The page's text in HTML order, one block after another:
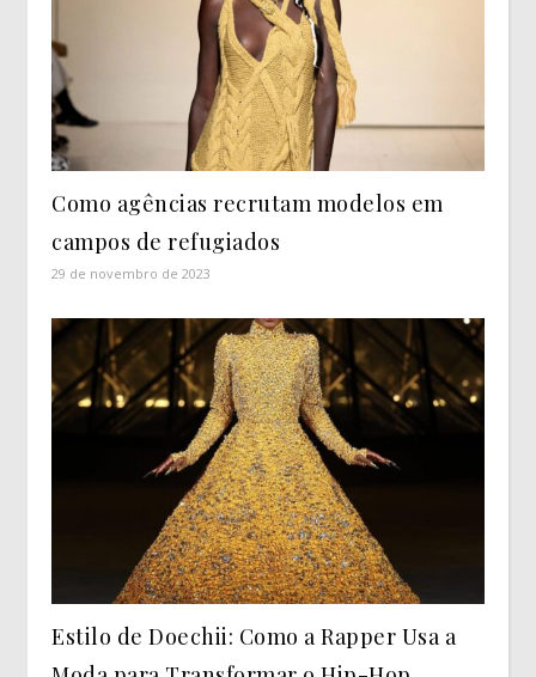
Como agências recrutam modelos em
campos de refugiados
29 de novembro de 2023
Estilo de Doechii: Como a Rapper Usa a